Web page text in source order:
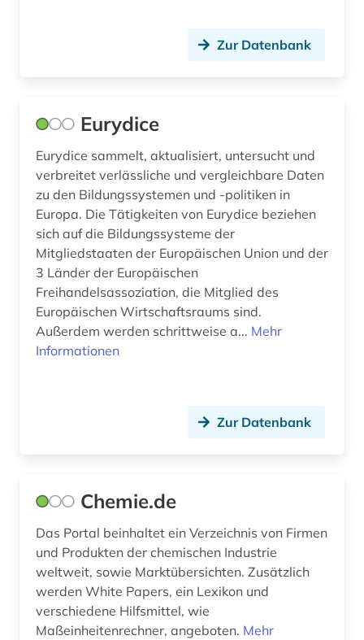
kulturgeschichte (1)
kulturpolitik (1)
kulturwissenschaften (1)
kunst (5)
kunstgeschichte (1)
künstler (1)
landeskunde (1)
latein (1)
liechtenstein (1)
literatur (3)
literaturwissenschaft (1)
luftfahrtrecht (1)
lusitanistik (1)
Zur Datenbank
Eurydice
Eurydice sammelt, aktualisiert, untersucht und
verbreitet verlässliche und vergleichbare Daten
zu den Bildungssystemen und -politiken in
Europa. Die Tätigkeiten von Eurydice beziehen
sich auf die Bildungssysteme der
Mitgliedstaaten der Europäischen Union und der
3 Länder der Europäischen
Freihandelsassoziation, die Mitglied des
Europäischen Wirtschaftsraums sind.
Außerdem werden schrittweise a... Mehr
Informationen
Zur Datenbank
Chemie.de
Das Portal beinhaltet ein Verzeichnis von Firmen
und Produkten der chemischen Industrie
weltweit, sowie Marktübersichten. Zusätzlich
werden White Papers, ein Lexikon und
verschiedene Hilfsmittel, wie
Maßeinheitenrechner, angeboten. Mehr